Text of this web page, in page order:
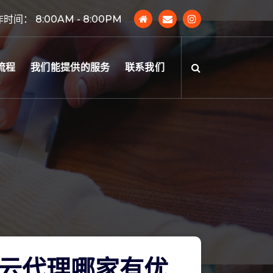
时间： 8:00AM - 8:00PM
程 我们能提供的服务 联系我们